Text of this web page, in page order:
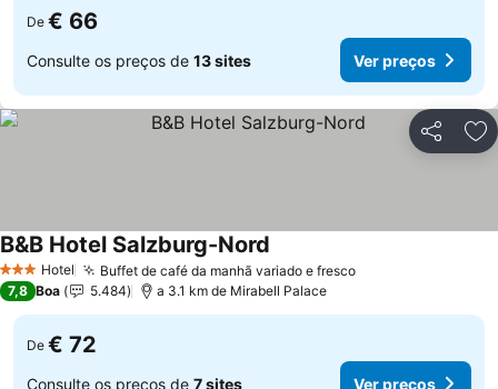
De € 66
Consulte os preços de 13 sites Ver preços
Partilhar
3 EstrelasHotel Buffet de café da manhã variado e frescoVer preços
B&B Hotel Salzburg-Nord
7,8 Boa 5.484 a 3.1 km de Mirabell Palace
De € 72
Consulte os preços de 7 sites Ver preços